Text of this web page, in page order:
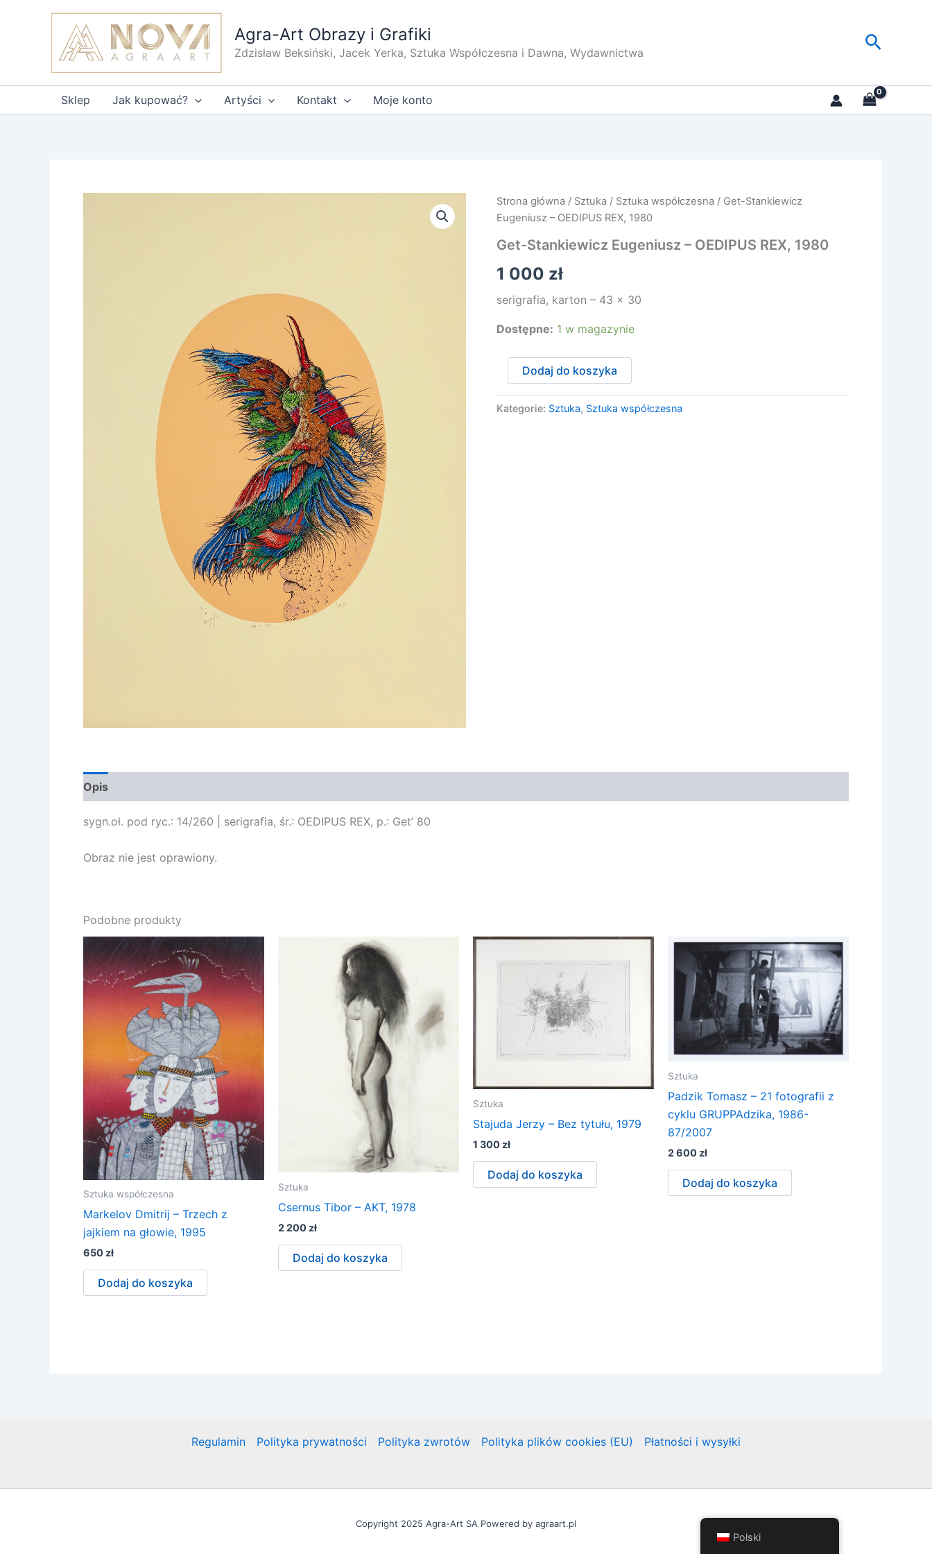
Agra-Art Obrazy i Grafiki
Zdzisław Beksiński, Jacek Yerka, Sztuka Współczesna i Dawna, Wydawnictwa
Szukaj
Sklep Jak kupować? Artyści Kontakt Moje konto
Strona główna / Sztuka / Sztuka współczesna / Get-Stankiewicz
Eugeniusz – OEDIPUS REX, 1980
Get-Stankiewicz Eugeniusz – OEDIPUS REX, 1980
1 000 zł
serigrafia, karton – 43 x 30
Dostępne: 1 w magazynie
Eugeniusz
Dodaj do koszyka
Kategorie: Sztuka, Sztuka współczesna
Opis
sygn.oł. pod ryc.: 14/260 | serigrafia, śr.: OEDIPUS REX, p.: Get’ 80
Obraz nie jest oprawiony.
Podobne produkty
Sztuka współczesna
Markelov Dmitrij – Trzech z
jajkiem na głowie, 1995
650 zł
Dodaj do koszyka
Sztuka
Csernus Tibor – AKT, 1978
2 200 zł
Dodaj do koszyka
Sztuka
Stajuda Jerzy – Bez tytułu, 1979
1 300 zł
Dodaj do koszyka
Sztuka
Padzik Tomasz – 21 fotografii z
cyklu GRUPPAdzika, 1986-
87/2007
2 600 zł
Dodaj do koszyka
Regulamin Polityka prywatności Polityka zwrotów Polityka plików cookies (EU) Płatności i wysyłki
Copyright 2025 Agra-Art SA Powered by agraart.pl
Polski